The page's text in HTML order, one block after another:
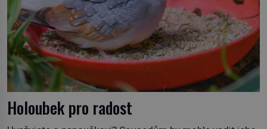
Holoubek pro radost